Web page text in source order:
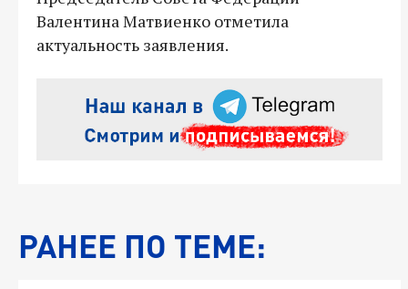
Валентина Матвиенко отметила
актуальность заявления.
РАНЕЕ ПО ТЕМЕ: